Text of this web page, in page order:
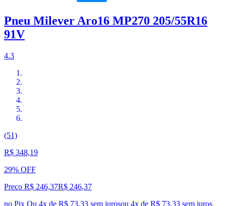
Pneu Milever Aro16 MP270 205/55R16
91V
4.3
(51)
R$ 348,19
29% OFF
Preço R$ 246,37R$ 246,37
no Pix Ou 4x de R$ 73,33 sem jurosou 4x de R$ 73,33 sem juros